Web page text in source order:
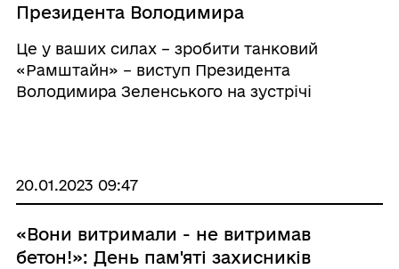
Президента Володимира
Консультативної групи з питань
оборони України у форматі
«Рамштайн»
Це у ваших силах – зробити танковий
«Рамштайн» – виступ Президента
Володимира Зеленського на зустрічі
20.01.2023 09:47
«Вони витримали - не витримав
бетон!»: День пам'яті захисників